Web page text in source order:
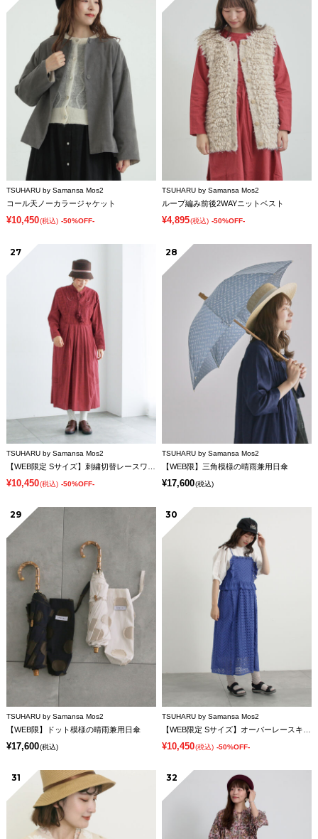
TSUHARU by Samansa Mos2
コール天ノーカラージャケット
¥10,450(税込) -50%OFF-
TSUHARU by Samansa Mos2
ループ編み前後2WAYニットベスト
¥4,895(税込) -50%OFF-
27
TSUHARU by Samansa Mos2
¥10,450(税込) -50%OFF-
28
TSUHARU by Samansa Mos2
【WEB限】三角模様の晴雨兼用日傘
¥17,600(税込)
29
TSUHARU by Samansa Mos2
【WEB限】ドット模様の晴雨兼用日傘
¥17,600(税込)
30
TSUHARU by Samansa Mos2
¥10,450(税込) -50%OFF-
31 32